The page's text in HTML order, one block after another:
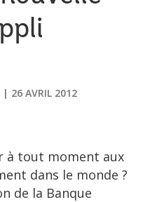
26 AVRIL 2012
à tout moment aux
dans le monde ?
de la Banque